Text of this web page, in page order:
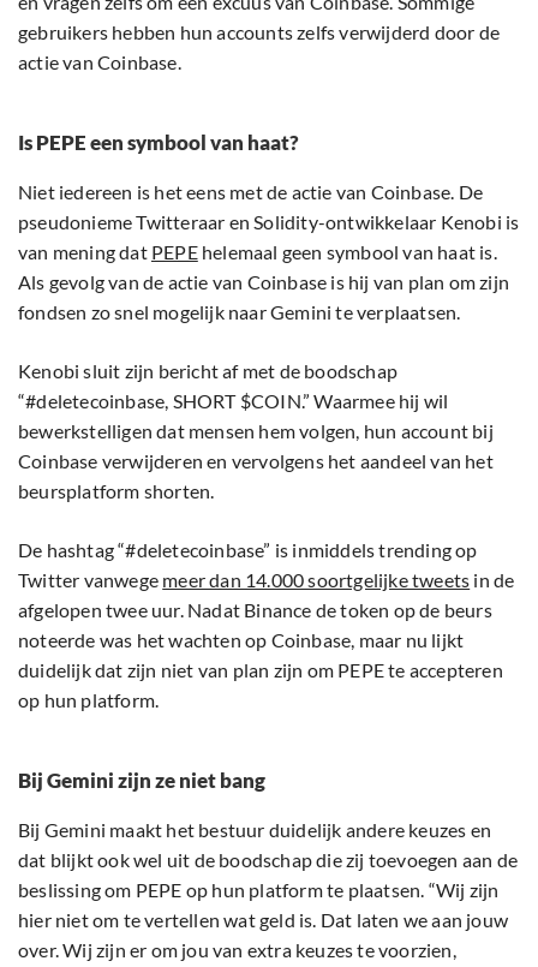
gebruikers hebben hun accounts zelfs verwijderd door de
actie van Coinbase.
Is PEPE een symbool van haat?
Niet iedereen is het eens met de actie van Coinbase. De
pseudonieme Twitteraar en Solidity-ontwikkelaar Kenobi is
van mening dat PEPEhelemaal geen symbool van haat is.
Als gevolg van de actie van Coinbase is hij van plan om zijn
fondsen zo snel mogelijk naar Gemini te verplaatsen.
Kenobi sluit zijn bericht af met de boodschap
“#deletecoinbase, SHORT $COIN.” Waarmee hij wil
bewerkstelligen dat mensen hem volgen, hun account bij
Coinbase verwijderen en vervolgens het aandeel van het
beursplatform shorten.
De hashtag “#deletecoinbase” is inmiddels trending op
Twitter vanwege meer dan 14.000 soortgelijke tweets in de
afgelopen twee uur. Nadat Binance de token op de beurs
noteerde was het wachten op Coinbase, maar nu lijkt
duidelijk dat zijn niet van plan zijn om PEPE te accepteren
op hun platform.
Bij Gemini zijn ze niet bang
Bij Gemini maakt het bestuur duidelijk andere keuzes en
dat blijkt ook wel uit de boodschap die zij toevoegen aan de
beslissing om PEPE op hun platform te plaatsen. “Wij zijn
hier niet om te vertellen wat geld is. Dat laten we aan jouw
over. Wij zijn er om jou van extra keuzes te voorzien,